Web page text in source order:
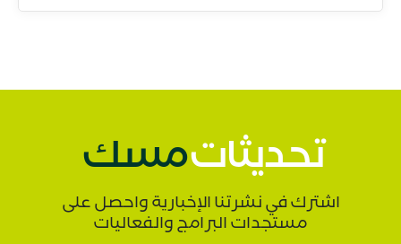
مسكتحديثات
اشترك في نشرتنا الإخبارية واحصل على
مستجدات البرامج والفعاليات